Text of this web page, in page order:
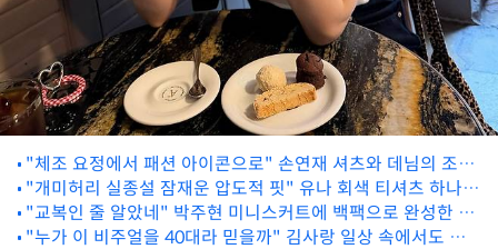
"체조 요정에서 패션 아이콘으로" 손연재 셔츠와 데님의 조화
로 증명한 세련미의 극치
"개미허리 실종설 잠재운 압도적 핏" 유나 회색 티셔츠 하나로
완성한 비현실 골반 라인
"교복인 줄 알았네" 박주현 미니스커트에 백팩으로 완성한 초
동안 패션
"누가 이 비주얼을 40대라 믿을까" 김사랑 일상 속에서도 빛